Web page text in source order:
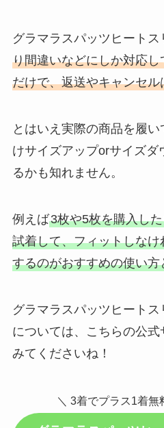
グラマラスパッツヒートス
り間違いなどにしか対応
だけで、返送やキャンセ
とはいえ実際の商品を履
けサイズアップorサイズダ
るかも知れません。
例えば3枚や5枚を購入し
試着して、フィットしな
するのがおすすめの使い
グラマラスパッツヒート
については、こちらの公
みてくださいね！
＼ 3着でプラス1着無